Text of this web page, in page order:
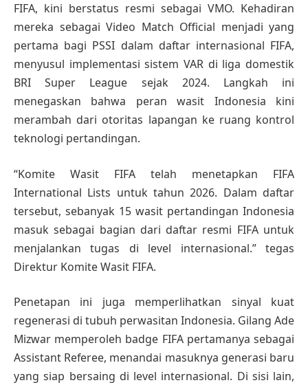
FIFA, kini berstatus resmi sebagai VMO. Kehadiran
mereka sebagai Video Match Official menjadi yang
pertama bagi PSSI dalam daftar internasional FIFA,
menyusul implementasi sistem VAR di liga domestik
BRI Super League sejak 2024. Langkah ini
menegaskan bahwa peran wasit Indonesia kini
merambah dari otoritas lapangan ke ruang kontrol
teknologi pertandingan.
“Komite Wasit FIFA telah menetapkan FIFA
International Lists untuk tahun 2026. Dalam daftar
tersebut, sebanyak 15 wasit pertandingan Indonesia
masuk sebagai bagian dari daftar resmi FIFA untuk
menjalankan tugas di level internasional.” tegas
Direktur Komite Wasit FIFA.
Penetapan ini juga memperlihatkan sinyal kuat
regenerasi di tubuh perwasitan Indonesia. Gilang Ade
Mizwar memperoleh badge FIFA pertamanya sebagai
Assistant Referee, menandai masuknya generasi baru
yang siap bersaing di level internasional. Di sisi lain,